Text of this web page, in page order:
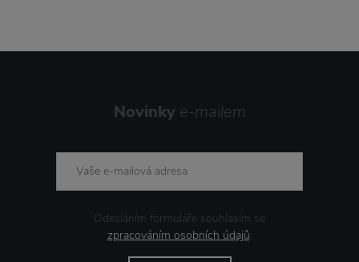
Novinky e-mailem
Odesláním formuláře souhlasím se
zpracováním osobních údajů.